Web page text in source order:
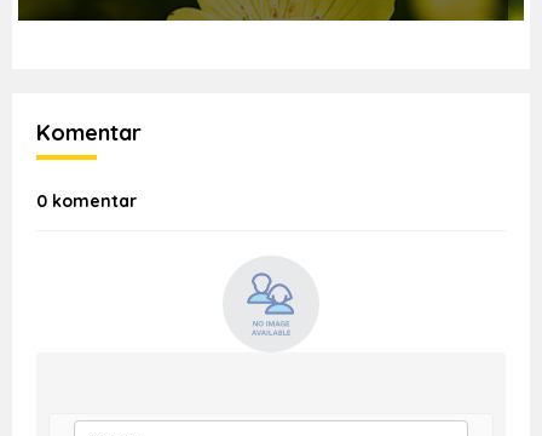
Komentar
0 komentar